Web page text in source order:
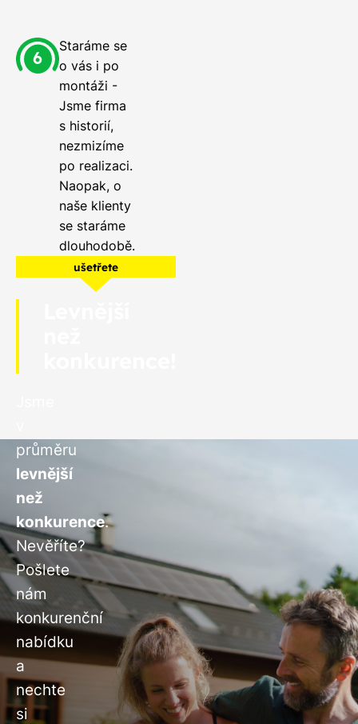
Staráme se
o vás i po
montáži -
Jsme firma
s historií,
nezmizíme
po realizaci.
Naopak, o
naše klienty
se staráme
dlouhodobě.
ušetřete
průměru
levnější
než
konkurence.
Nevěříte?
Pošlete
nám
konkurenční
nabídku
a
nechte
si